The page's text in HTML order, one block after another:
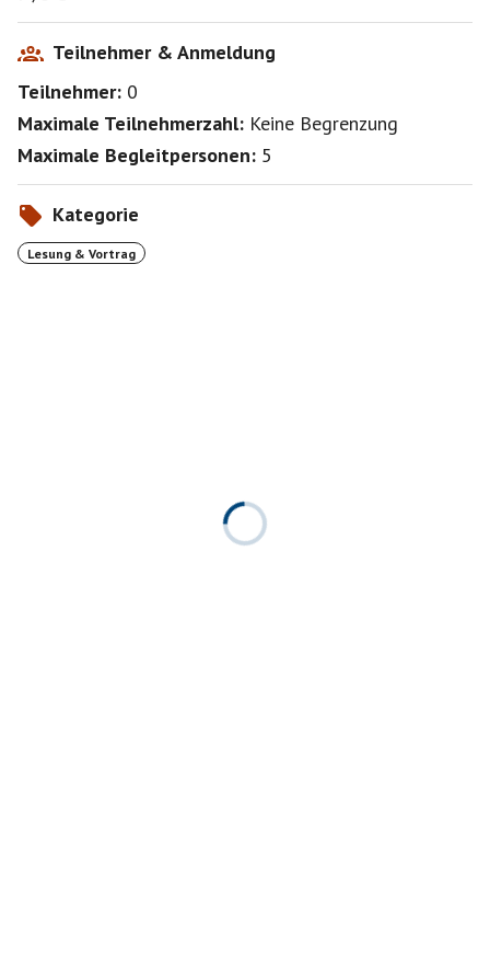
Teilnehmer & Anmeldung
Teilnehmer: 0
Maximale Teilnehmerzahl: Keine Begrenzung
Maximale Begleitpersonen: 5
Kategorie
Lesung & Vortrag